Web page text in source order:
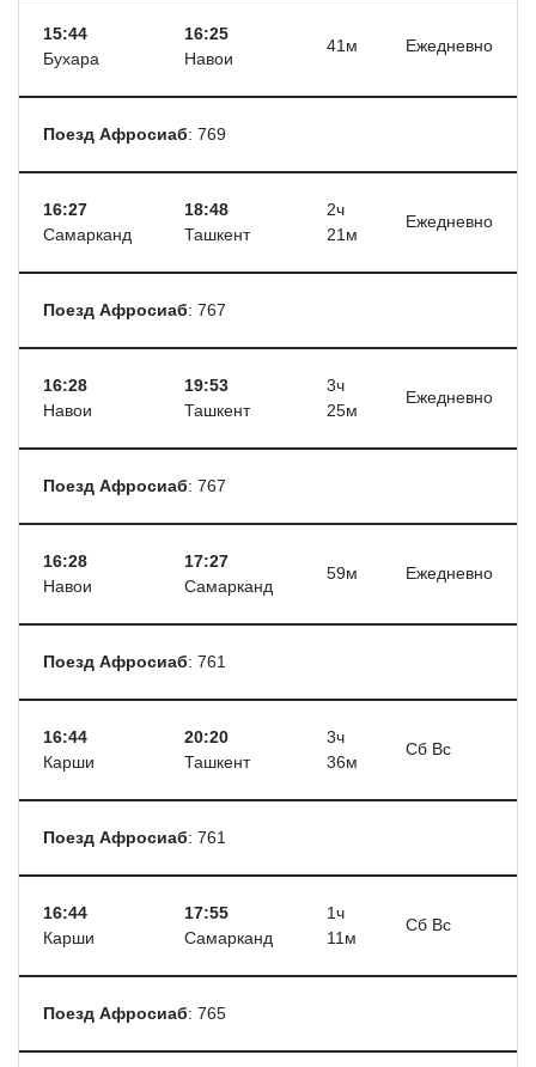
15:44
Бухара
16:25
Навои
41м Ежедневно
Поезд Афросиаб: 769
16:27
Самарканд
18:48
Ташкент
2ч
21м
Ежедневно
Поезд Афросиаб: 767
16:28
Навои
19:53
Ташкент
3ч
25м
Ежедневно
Поезд Афросиаб: 767
16:28
Навои
17:27
Самарканд
59м Ежедневно
Поезд Афросиаб: 761
16:44
Карши
20:20
Ташкент
3ч
36м
Сб Вс
Поезд Афросиаб: 761
16:44
Карши
17:55
Самарканд
1ч
11м
Сб Вс
Поезд Афросиаб: 765